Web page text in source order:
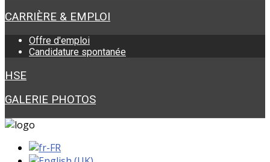
CARRIÈRE & EMPLOI
Offre d'emploi
Candidature spontanée
HSE
GALERIE PHOTOS